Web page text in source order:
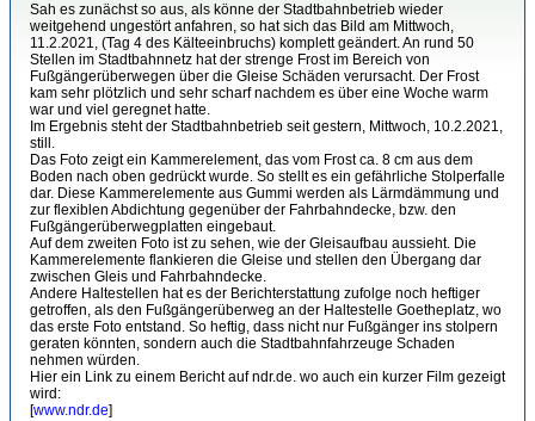
Sah es zunächst so aus, als könne der Stadtbahnbetrieb wieder
weitgehend ungestört anfahren, so hat sich das Bild am Mittwoch,
11.2.2021, (Tag 4 des Kälteeinbruchs) komplett geändert. An rund 50
Stellen im Stadtbahnnetz hat der strenge Frost im Bereich von
Fußgängerüberwegen über die Gleise Schäden verursacht. Der Frost
kam sehr plötzlich und sehr scharf nachdem es über eine Woche warm
war und viel geregnet hatte.
Im Ergebnis steht der Stadtbahnbetrieb seit gestern, Mittwoch, 10.2.2021,
still.
Das Foto zeigt ein Kammerelement, das vom Frost ca. 8 cm aus dem
Boden nach oben gedrückt wurde. So stellt es ein gefährliche Stolperfalle
dar. Diese Kammerelemente aus Gummi werden als Lärmdämmung und
zur flexiblen Abdichtung gegenüber der Fahrbahndecke, bzw. den
Fußgängerüberwegplatten eingebaut.
Auf dem zweiten Foto ist zu sehen, wie der Gleisaufbau aussieht. Die
Kammerelemente flankieren die Gleise und stellen den Übergang dar
zwischen Gleis und Fahrbahndecke.
Andere Haltestellen hat es der Berichterstattung zufolge noch heftiger
getroffen, als den Fußgängerüberweg an der Haltestelle Goetheplatz, wo
das erste Foto entstand. So heftig, dass nicht nur Fußgänger ins stolpern
geraten könnten, sondern auch die Stadtbahnfahrzeuge Schaden
nehmen würden.
Hier ein Link zu einem Bericht auf ndr.de. wo auch ein kurzer Film gezeigt
wird:
[www.ndr.de]